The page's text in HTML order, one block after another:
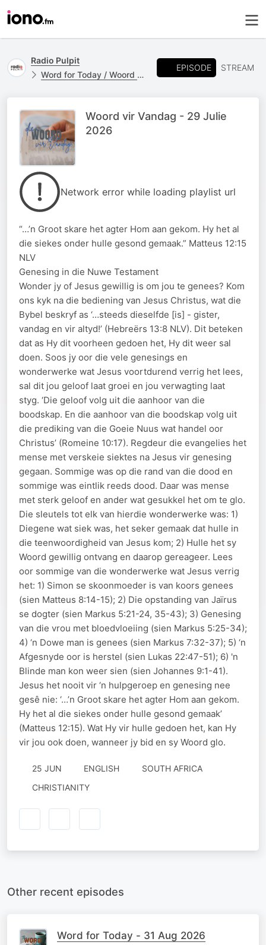
Radio Pulpit
Word for Today / Woord vir Vandag
EPISODE STREAM
Woord vir Vandag - 29 Julie
2026
Network error while loading playlist url
“…’n Groot skare het agter Hom aan gekom. Hy het al
die siekes onder hulle gesond gemaak.” Matteus 12:15
NLV
Genesing in die Nuwe Testament
Wonder jy of Jesus gewillig is om jou te genees? Kom
ons kyk na die bediening van Jesus Christus, wat die
Bybel beskryf as ‘…steeds dieselfde [is] - gister,
vandag en vir altyd!’ (Hebreërs 13:8 NLV). Dit beteken
dat as Hy dit voorheen gedoen het, Hy dit weer sal
doen. Soos jy oor die vele genesings en
wonderwerke wat Jesus voortdurend verrig het lees,
sal dit jou geloof laat groei en jou verwagting laat
styg. ‘Die geloof volg uit die aanhoor van die
boodskap. En die aanhoor van die boodskap volg uit
die prediking van die Goeie Nuus wat handel oor
Christus’ (Romeine 10:17). Regdeur die evangelies het
mense met verskeie siektes na Jesus vir genesing
gegaan. Sommige was op die rand van die dood en
sommige was eintlik reeds dood. Daar was mense
met sterk geloof en ander wat gesukkel het om te glo.
Die sleutels tot elk van hierdie wonderwerke was: 1)
Diegene wat siek was, het seker gemaak dat hulle in
die teenwoordigheid van Jesus kom; 2) Hulle het sy
Woord gewillig ontvang en daarop gereageer. Lees
oor sommige van die wonderwerke wat Jesus verrig
het: 1) Simon se skoonmoeder is van koors genees
(sien Matteus 8:14-15); 2) Die opstanding van Jaïrus
se dogter (sien Markus 5:21-24, 35-43); 3) Genesing
van die vrou met bloedvloeiing (sien Markus 5:25-34);
4) ‘n Dowe man is genees (sien Markus 7:32-37); 5) ‘n
Afgesnyde oor is herstel (sien Lukas 22:47-51); 6) 'n
Blinde man kon weer sien (sien Johannes 9:1-41).
Jesus het nooit vir ‘n hulpgeroep en genesing nee
gesê nie: ‘…’n Groot skare het agter Hom aan gekom.
Hy het al die siekes onder hulle gesond gemaak’
(Matteus 12:15). Wat Hy vir hulle gedoen het, kan Hy
vir jou ook doen, wanneer jy bid en sy Woord glo.
25 JUN ENGLISH
SOUTH AFRICA
CHRISTIANITY
Other recent episodes
Word for Today - 31 Aug 2026